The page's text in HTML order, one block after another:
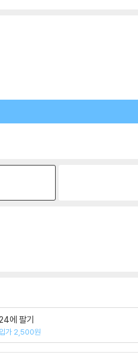
에 팔기
가 2,500원